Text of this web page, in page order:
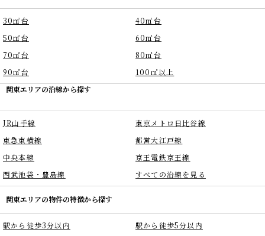
30㎡台
40㎡台
50㎡台
60㎡台
70㎡台
80㎡台
90㎡台
100㎡以上
関東エリアの沿線から探す
JR山手線
東京メトロ日比谷線
東急東横線
都営大江戸線
中央本線
京王電鉄京王線
西武池袋・豊島線
すべての沿線を見る
関東エリアの物件の特徴から探す
駅から徒歩3分以内
駅から徒歩5分以内